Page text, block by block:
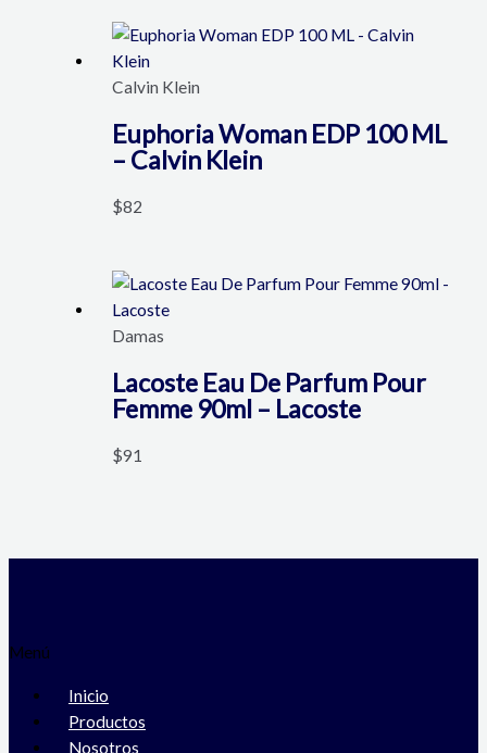
Calvin Klein
Euphoria Woman EDP 100 ML
– Calvin Klein
$82
Damas
Lacoste Eau De Parfum Pour
Femme 90ml – Lacoste
$91
Menú
Inicio
Productos
Nosotros